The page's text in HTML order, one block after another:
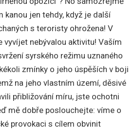
kanou jen tehdy, když je další
s teroristy ohrožena! V
vyvíjet nebývalou aktivitu! Vaším
syrského režimu uznaného
zmínky o jeho úspěších v boji
na jeho vlastním území, děsivé
přibližování míru, jste ochotni
mě dobře poslouchejte: víme o
provokaci s cílem obvinit